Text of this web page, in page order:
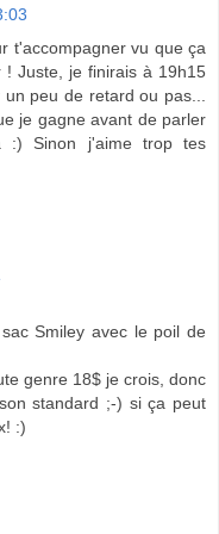
t'accompagner vu que ça
Juste, je finirais à 19h15
peu de retard ou pas...
je gagne avant de parler
:) Sinon j'aime trop tes
Smiley avec le poil de
genre 18$ je crois, donc
standard ;-) si ça peut
:)